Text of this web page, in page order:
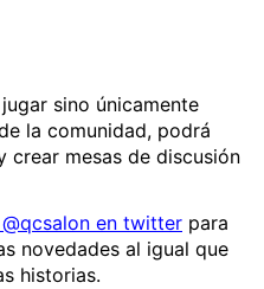
sino únicamente
la comunidad, podrá
crear mesas de discusión
en twitter para
novedades al igual que
historias.